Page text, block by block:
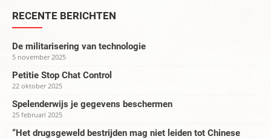
RECENTE BERICHTEN
De militarisering van technologie
5 november 2025
Petitie Stop Chat Control
22 oktober 2025
Spelenderwijs je gegevens beschermen
25 februari 2025
“Het drugsgeweld bestrijden mag niet leiden tot Chinese